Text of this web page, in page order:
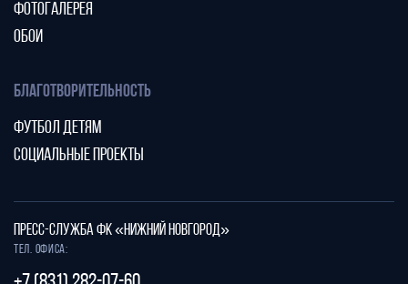
ФОТОГАЛЕРЕЯ
ОБОИ
БЛАГОТВОРИТЕЛЬНОСТЬ
ФУТБОЛ ДЕТЯМ
СОЦИАЛЬНЫЕ ПРОЕКТЫ
ПРЕСС-СЛУЖБА ФК «НИЖНИЙ НОВГОРОД»
Тел. офиса: